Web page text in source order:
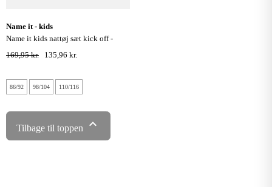
name it - kids
name it kids nattøj sæt kick off -
urban chic
169,95 kr. 135,96 kr.
86/92 98/104 110/116
Tilbage til toppen 